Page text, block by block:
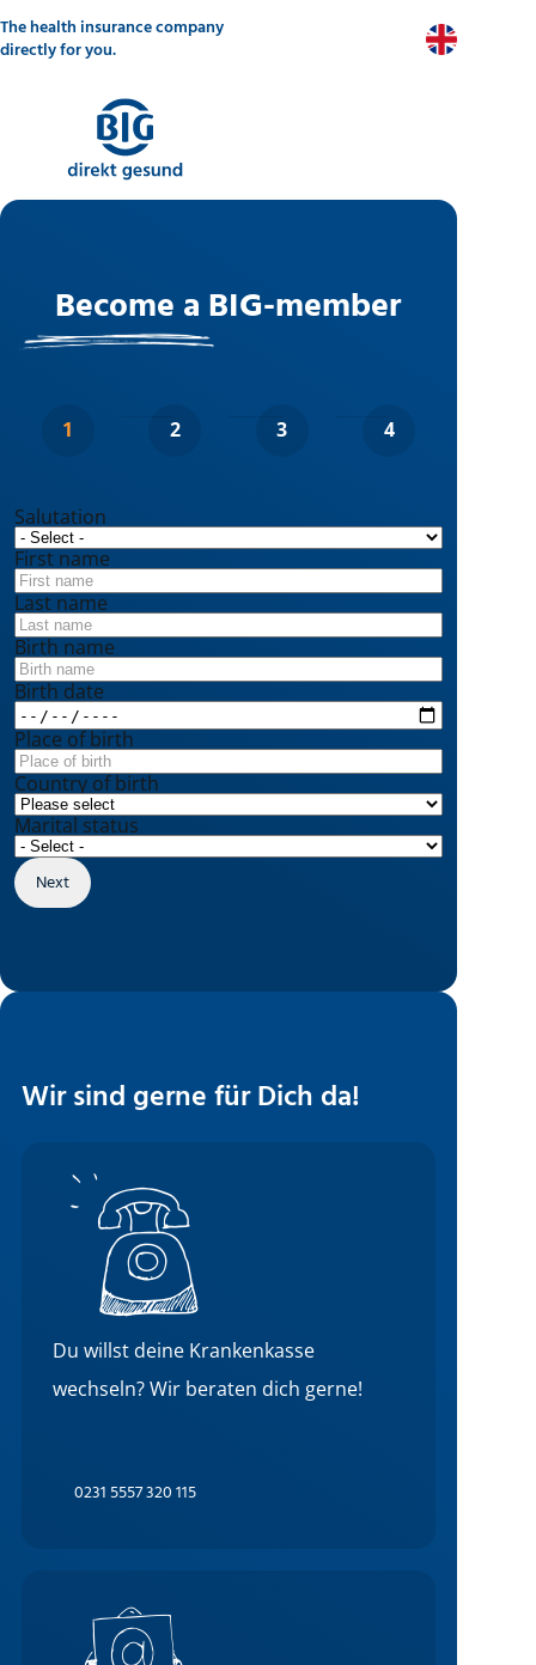
to
main
content
The health insurance company
directly for you.
Become a BIG-member
Salutation
First name
Last name
Birth name
Birth date
Place of birth
Country of birth
Marital status
Wir sind gerne für Dich da!
Du willst deine Krankenkasse
wechseln? Wir beraten dich gerne!
0231 5557 320 115